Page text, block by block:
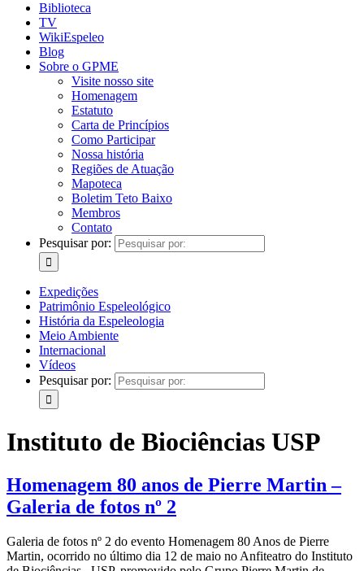
Biblioteca
TV
WikiEspeleo
Blog
Sobre o GPME
Visite nosso site
Homenagem
Estatuto
Carta de Princípios
Como Participar
Nossa história
Regiões de Atuação
Mapoteca
Boletim Teto Baixo
Membros
Contato
Pesquisar por:
Expedições
Patrimônio Espeleológico
História da Espeleologia
Meio Ambiente
Internacional
Vídeos
Pesquisar por:
Instituto de Biociências USP
Homenagem 80 anos de Pierre Martin –
Galeria de fotos nº 2
Galeria de fotos nº 2 do evento Homenagem 80 Anos de Pierre
Martin, ocorrido no último dia 12 de maio no Anfiteatro do Instituto